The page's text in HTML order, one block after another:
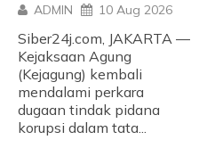
ADMIN 10 Aug 2026
Siber24j.com, JAKARTA —
Kejaksaan Agung
(Kejagung) kembali
mendalami perkara
dugaan tindak pidana
korupsi dalam tata...